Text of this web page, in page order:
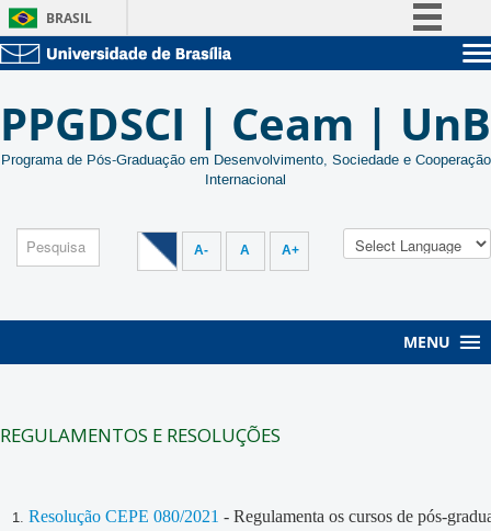
BRASIL
Participe
Acesso à informação
Canais
Unidades acadêmicas
Estude na UnB
Graduação
Pós-Graduação
PPGDSCI | Ceam | UnB
Programa de Pós-Graduação em Desenvolvimento, Sociedade e Cooperação
Internacional
A- A A+
MENU
REGULAMENTOS E RESOLUÇÕES
Resolução CEPE 080/2021 - Regulamenta os cursos de pós-